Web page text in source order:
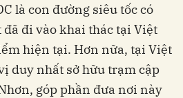
là con đường siêu tốc có
đi vào khai thác tại Việt
hiện tại. Hơn nữa, tại Việt
duy nhất sở hữu trạm cập
góp phần đưa nơi này